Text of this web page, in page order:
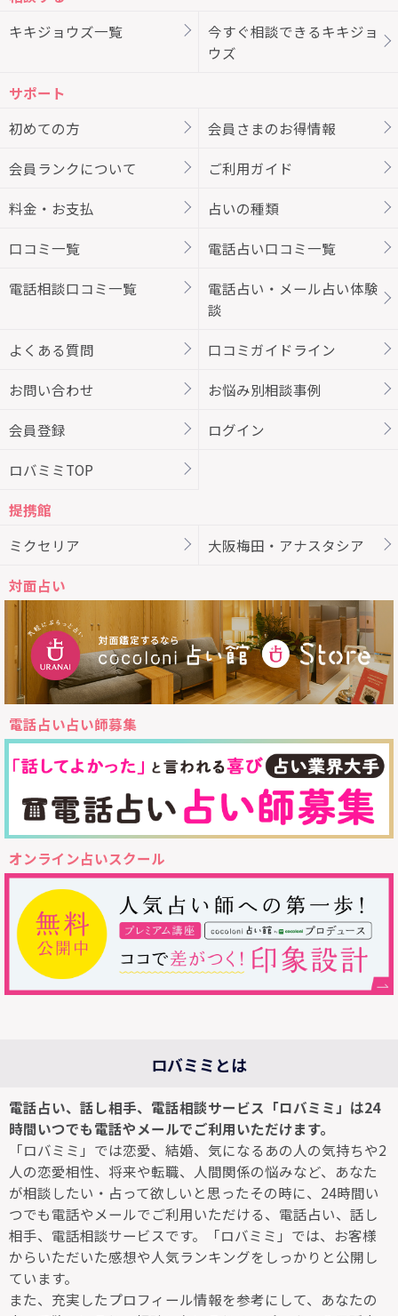
キキジョウズ一覧
今すぐ相談できるキキジョ
ウズ
サポート
初めての方
会員さまのお得情報
会員ランクについて ご利用ガイド
料金・お支払 占いの種類
口コミ一覧 電話占い口コミ一覧
電話相談口コミ一覧
電話占い・メール占い体験
談
よくある質問 口コミガイドライン
お問い合わせ お悩み別相談事例
会員登録 ログイン
ロバミミTOP
提携館
ミクセリア
大阪梅田・アナスタシア
対面占い
電話占い占い師募集
オンライン占いスクール
ロバミミとは
電話占い、話し相手、電話相談サービス「ロバミミ」は24
時間いつでも電話やメールでご利用いただけます。
「ロバミミ」では恋愛、結婚、気になるあの人の気持ちや2
人の恋愛相性、将来や転職、人間関係の悩みなど、あなた
が相談したい・占って欲しいと思ったその時に、24時間い
つでも電話やメールでご利用いただける、電話占い、話し
相手、電話相談サービスです。「ロバミミ」では、お客様
からいただいた感想や人気ランキングをしっかりと公開し
ています。
また、充実したプロフィール情報を参考にして、あなたの